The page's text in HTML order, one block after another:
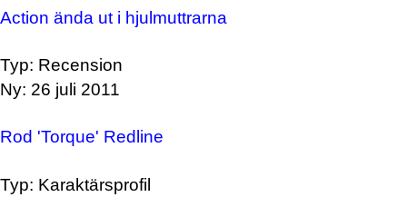
Action ända ut i hjulmuttrarna
Typ: Recension
Ny: 26 juli 2011
Rod 'Torque' Redline
Typ: Karaktärsprofil